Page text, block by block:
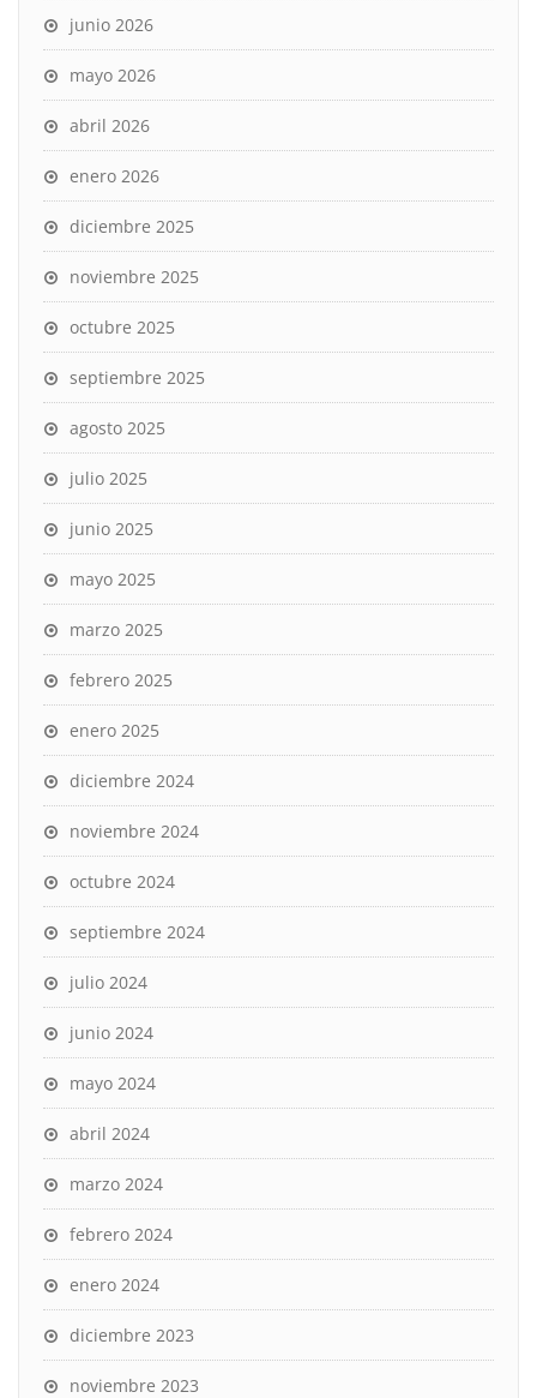
junio 2026
mayo 2026
abril 2026
enero 2026
diciembre 2025
noviembre 2025
octubre 2025
septiembre 2025
agosto 2025
julio 2025
junio 2025
mayo 2025
marzo 2025
febrero 2025
enero 2025
diciembre 2024
noviembre 2024
octubre 2024
septiembre 2024
julio 2024
junio 2024
mayo 2024
abril 2024
marzo 2024
febrero 2024
enero 2024
diciembre 2023
noviembre 2023